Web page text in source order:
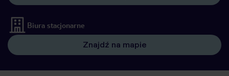
Biura stacjonarne
Znajdź na mapie